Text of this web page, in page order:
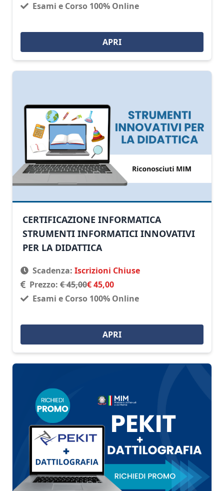
Esami e Corso 100% Online
APRI
CERTIFICAZIONE INFORMATICA
STRUMENTI INFORMATICI INNOVATIVI
PER LA DIDATTICA
Scadenza: Iscrizioni Chiuse
Prezzo: € 45,00€ 45,00
Esami e Corso 100% Online
APRI